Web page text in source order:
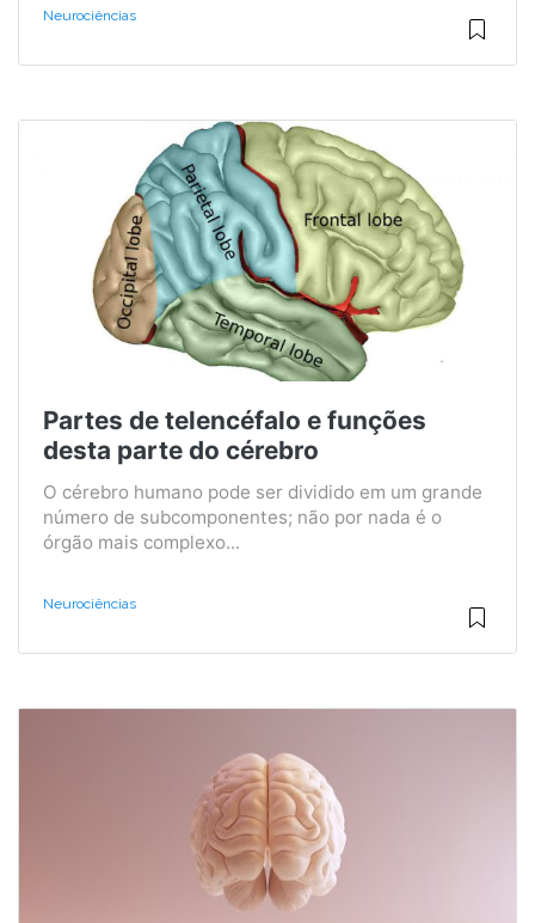
Neurociências
Partes de telencéfalo e funções
desta parte do cérebro
O cérebro humano pode ser dividido em um grande
número de subcomponentes; não por nada é o
órgão mais complexo...
Neurociências